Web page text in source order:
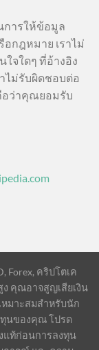
การให้ข้อมูล
กฎหมาย เราไม่
จใดๆ ที่อ้างอิง
ไม่รับผิดชอบต่อ
อว่าคุณยอมรับ
Forex, คริปโตเค
ง คุณอาจสูญเสียเงิน
หมาะสมสำหรับนัก
ทุนของคุณ โปรด
แท้ก่อนการลงทุน